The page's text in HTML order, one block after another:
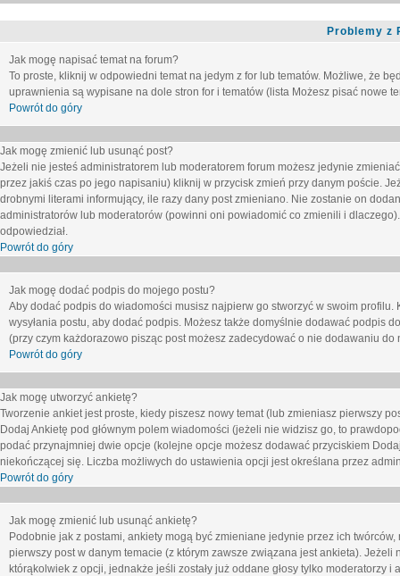
Problemy z
Jak mogę napisać temat na forum?
To proste, kliknij w odpowiedni temat na jedym z for lub tematów. Możliwe, że
uprawnienia są wypisane na dole stron for i tematów (lista Możesz pisać nowe
Powrót do góry
Jak mogę zmienić lub usunąć post?
Jeżeli nie jesteś administratorem lub moderatorem forum możesz jedynie
przez jakiś czas po jego napisaniu) kliknij w przycisk zmień przy danym poście.
drobnymi literami informujący, ile razy dany post zmieniano. Nie zostanie on
administratorów lub moderatorów (powinni oni powiadomić co zmienili i
odpowiedział.
Powrót do góry
Jak mogę dodać podpis do mojego postu?
Aby dodać podpis do wiadomości musisz najpierw go stworzyć w swoim
wysyłania postu, aby dodać podpis. Możesz także domyślnie dodawać podpis
(przy czym każdorazowo pisząc post możesz zadecydować o nie dodawaniu
Powrót do góry
Jak mogę utworzyć ankietę?
Tworzenie ankiet jest proste, kiedy piszesz nowy temat (lub zmieniasz pierwszy
Dodaj Ankietę pod głównym polem wiadomości (jeżeli nie widzisz go, to
podać przynajmniej dwie opcje (kolejne opcje możesz dodawać przyciskiem
niekończącej się. Liczba możliwych do ustawienia opcji jest określana przez
Powrót do góry
Jak mogę zmienić lub usunąć ankietę?
Podobnie jak z postami, ankiety mogą być zmieniane jedynie przez ich
pierwszy post w danym temacie (z którym zawsze związana jest ankieta).
którąkolwiek z opcji, jednakże jeśli zostały już oddane głosy tylko